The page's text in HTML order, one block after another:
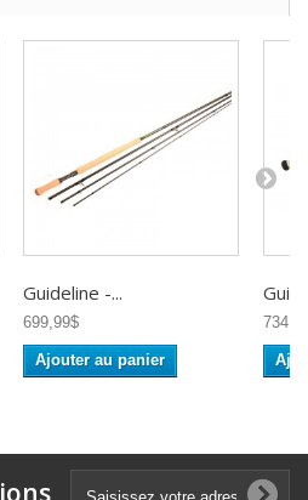
Guideline -...
699,99$
Ajouter au panier